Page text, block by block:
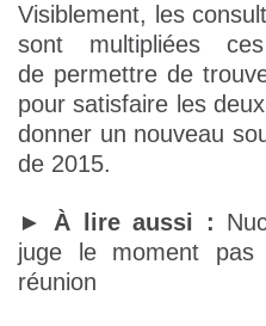
Visiblement, les
sont multipliées
de permettre de
pour satisfaire les
donner un nouveau
de 2015.
► À lire aussi :
juge le moment pas
réunion